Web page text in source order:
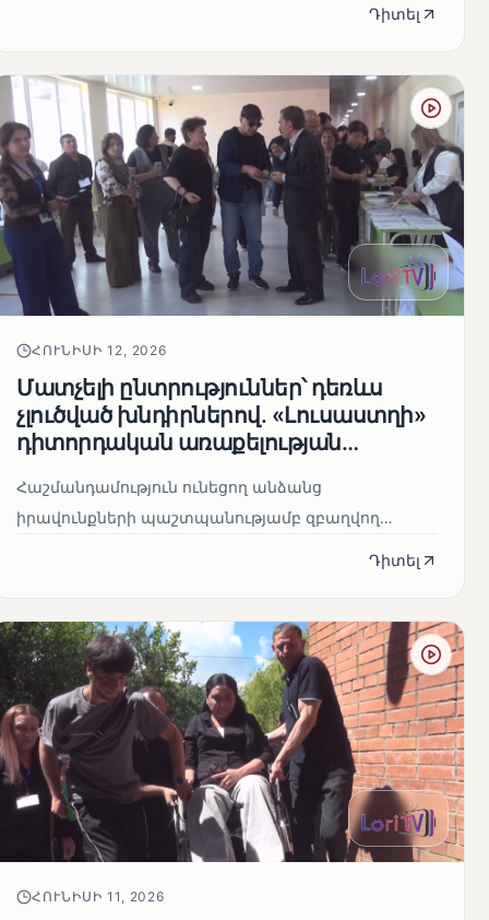
Դիտել
ՀՈՒՆԻՍԻ 12, 2026
Մատչելի ընտրություններ՝ դեռևս
չլուծված խնդիրներով. «Լուսաստղի»
դիտորդական առաքելության
Հաշմանդամություն ունեցող անձանց
իրավունքների պաշտպանությամբ զբաղվող
Դիտել
ՀՈՒՆԻՍԻ 11, 2026